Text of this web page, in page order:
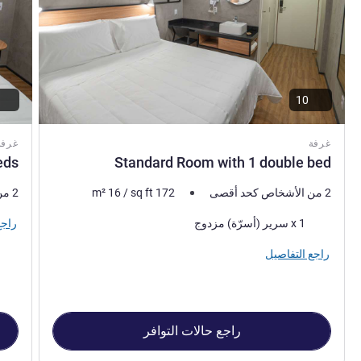
غرفة
Standard Room with 1 double bed
2 من الأشخاص كحد أقصى m² 16/sq ft 172
فرش السرير
1 x سرير (أسرّة) مزدوج
راجع التفاصيل
راجع حالات التوافر
2 من الأشخاص كحد أقصى